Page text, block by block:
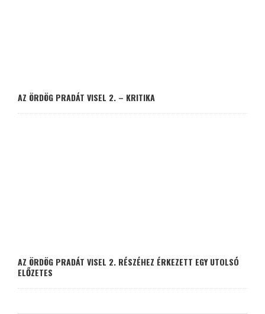
AZ ÖRDÖG PRADÁT VISEL 2. – KRITIKA
AZ ÖRDÖG PRADÁT VISEL 2. RÉSZÉHEZ ÉRKEZETT EGY UTOLSÓ
ELŐZETES